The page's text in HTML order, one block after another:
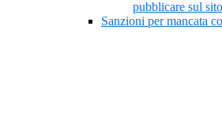
pubblicare sul
Sanzioni per mancata